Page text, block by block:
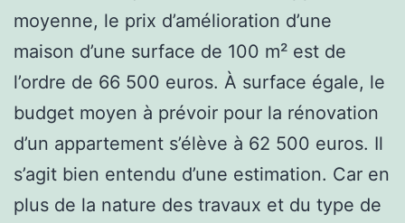
moyenne, le prix d’amélioration d’une
maison d’une surface de 100 m² est de
l’ordre de 66 500 euros. À surface égale, le
budget moyen à prévoir pour la rénovation
d’un appartement s’élève à 62 500 euros. Il
s’agit bien entendu d’une estimation. Car en
plus de la nature des travaux et du type de